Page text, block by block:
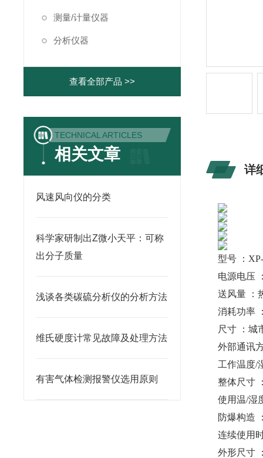
测量/计量仪器
分析仪器
查看全部产品 >>
TECHNICAL ARTICLES
相关文章
风速风向仪的分类
科学家研制出Z微小天平：可称
出分子质量
浅谈各类碳硫分析仪的分析方法
维氏硬度计常见故障及处理方法
有害气体检测报警仪选用原则
详
型号 ：
电源电压
送风量 ：
消耗功率
尺寸 ：城
外部通讯
工作温度/
整体尺寸
使用温/湿
防爆构造
连续使用
外形尺寸